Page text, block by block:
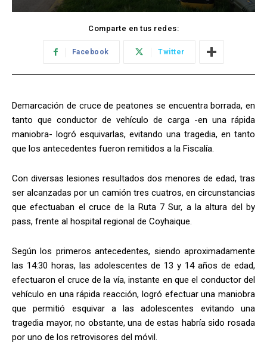
Comparte en tus redes:
Facebook Twitter
Demarcación de cruce de peatones se encuentra borrada, en
tanto que conductor de vehículo de carga -en una rápida
maniobra- logró esquivarlas, evitando una tragedia, en tanto
que los antecedentes fueron remitidos a la Fiscalía.
Con diversas lesiones resultados dos menores de edad, tras
ser alcanzadas por un camión tres cuatros, en circunstancias
que efectuaban el cruce de la Ruta 7 Sur, a la altura del by
pass, frente al hospital regional de Coyhaique.
Según los primeros antecedentes, siendo aproximadamente
las 14:30 horas, las adolescentes de 13 y 14 años de edad,
efectuaron el cruce de la vía, instante en que el conductor del
vehículo en una rápida reacción, logró efectuar una maniobra
que permitió esquivar a las adolescentes evitando una
tragedia mayor, no obstante, una de estas habría sido rosada
por uno de los retrovisores del móvil.